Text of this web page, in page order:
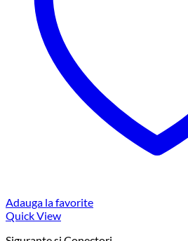
Adauga la favorite
Quick View